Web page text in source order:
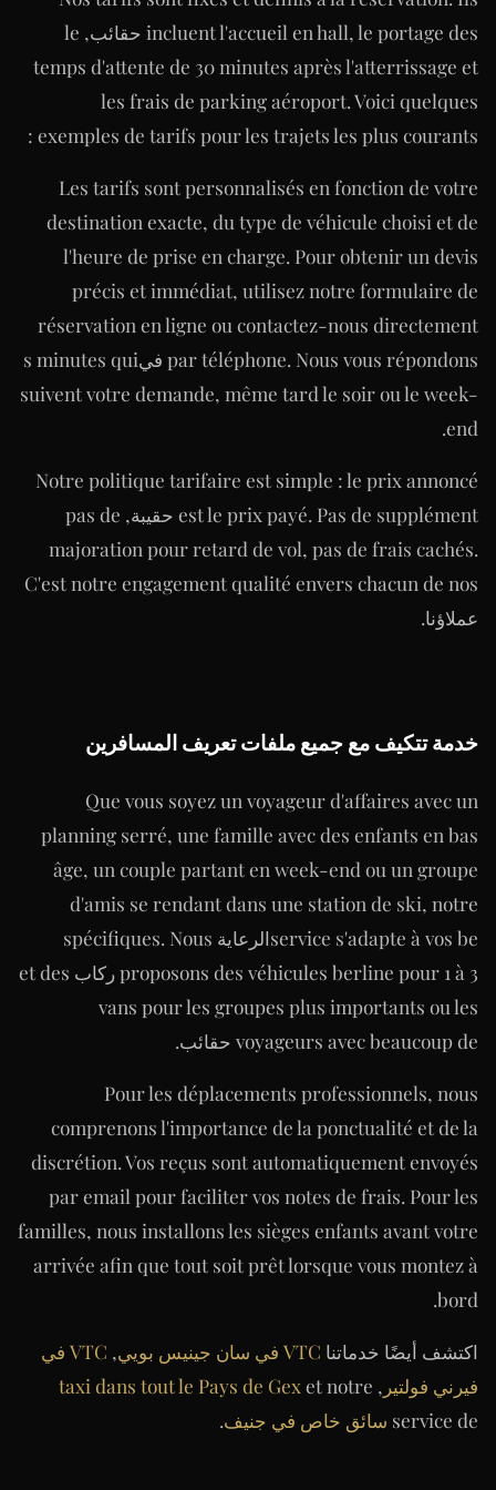
incluent l'accueil en hall, le portage des حقائب, le
temps d'attente de 30 minutes après l'atterrissage et
les frais de parking aéroport. Voici quelques
exemples de tarifs pour les trajets les plus courants :
Les tarifs sont personnalisés en fonction de votre
destination exacte, du type de véhicule choisi et de
l'heure de prise en charge. Pour obtenir un devis
précis et immédiat, utilisez notre formulaire de
réservation en ligne ou contactez-nous directement
par téléphone. Nous vous répondons فيs minutes qui
suivent votre demande, même tard le soir ou le week-
end.
Notre politique tarifaire est simple : le prix annoncé
est le prix payé. Pas de supplément حقيبة, pas de
majoration pour retard de vol, pas de frais cachés.
C'est notre engagement qualité envers chacun de nos
عملاؤنا.
خدمة تتكيف مع جميع ملفات تعريف المسافرين
Que vous soyez un voyageur d'affaires avec un
planning serré, une famille avec des enfants en bas
âge, un couple partant en week-end ou un groupe
d'amis se rendant dans une station de ski, notre
service s'adapte à vos beالرعاية spécifiques. Nous
proposons des véhicules berline pour 1 à 3 ركاب et des
vans pour les groupes plus importants ou les
voyageurs avec beaucoup de حقائب.
Pour les déplacements professionnels, nous
comprenons l'importance de la ponctualité et de la
discrétion. Vos reçus sont automatiquement envoyés
par email pour faciliter vos notes de frais. Pour les
familles, nous installons les sièges enfants avant votre
arrivée afin que tout soit prêt lorsque vous montez à
bord.
اكتشف أيضًا خدماتنا VTC في سان جينيس بويي ,
VTC في
فيرني فولتير ,
taxi dans tout le Pays de Gexet notre
service de سائق خاص في جنيف.